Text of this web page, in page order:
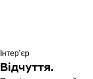
Інтер’єр
Відчуття.